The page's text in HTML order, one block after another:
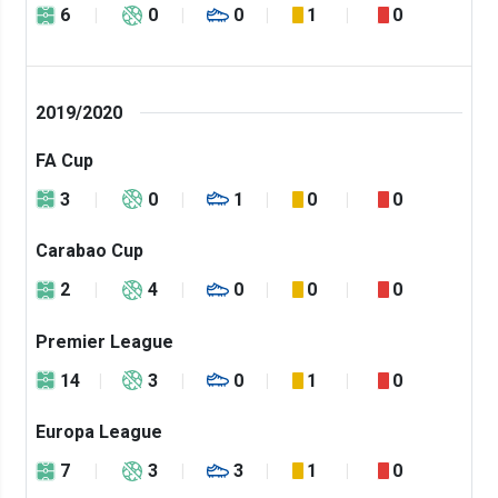
6
0 0 1 0
2019/2020
FA Cup
3
0 1 0 0
Carabao Cup
2
4 0 0 0
Premier League
14
3 0 1 0
Europa League
7
3 3 1 0